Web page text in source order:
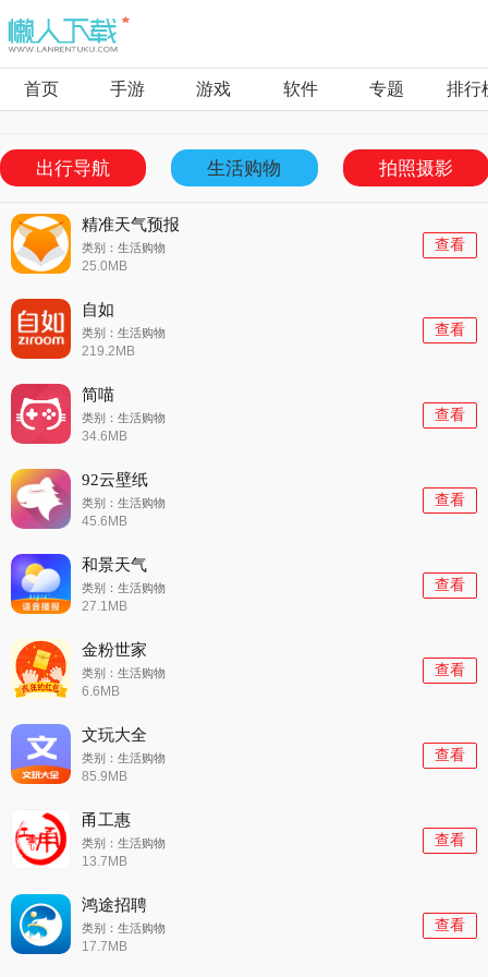
首页 手游 游戏 软件 专题 排行
出行导航 生活购物 拍照摄影
精准天气预报
类别：生活购物
25.0MB
查看
自如
类别：生活购物
219.2MB
查看
简喵
类别：生活购物
34.6MB
查看
92云壁纸
类别：生活购物
45.6MB
查看
和景天气
类别：生活购物
27.1MB
查看
金粉世家
类别：生活购物
6.6MB
查看
文玩大全
类别：生活购物
85.9MB
查看
甬工惠
类别：生活购物
13.7MB
查看
鸿途招聘
类别：生活购物
17.7MB
查看